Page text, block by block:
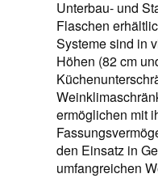
Unterbau- und
Flaschen
Systeme sind in
Höhen (82 cm
ermöglichen mit
den Einsatz in
umfangreichen